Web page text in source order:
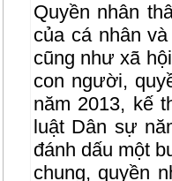
Quyền nhân
của cá nhân
cũng như xã
con người,
năm 2013, kế
luật Dân sự
đánh dấu một
chung, quyền